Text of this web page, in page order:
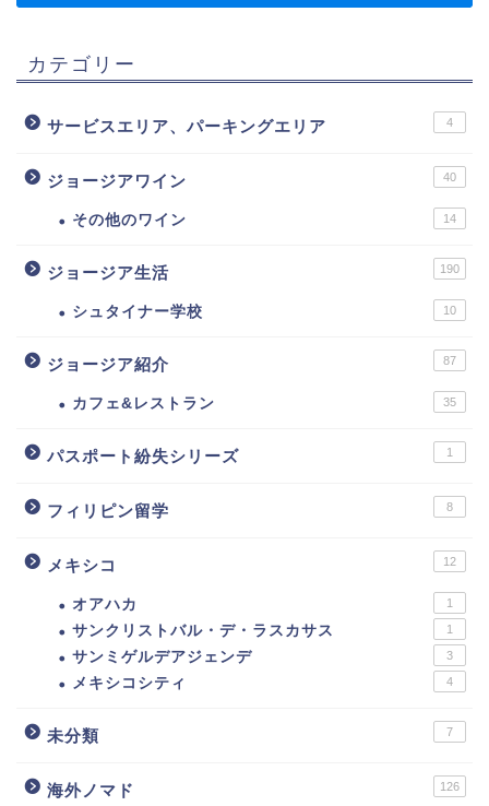
カテゴリー
サービスエリア、パーキングエリア 4
ジョージアワイン 40
その他のワイン 14
ジョージア生活 190
シュタイナー学校 10
ジョージア紹介 87
カフェ&レストラン 35
パスポート紛失シリーズ 1
フィリピン留学 8
メキシコ 12
オアハカ 1
サンクリストバル・デ・ラスカサス 1
サンミゲルデアジェンデ 3
メキシコシティ 4
未分類 7
海外ノマド 126